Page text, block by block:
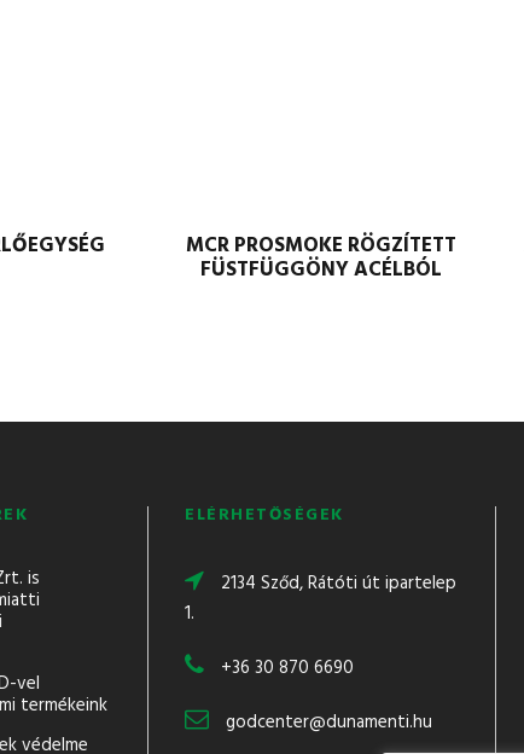
MCR PROSMOKE RÖGZÍTETT
FÜSTFÜGGÖNY ACÉLBÓL
is
vel
termékeink
védelme
ELÉRHETŐSÉGEK
2134 Sződ, Rátóti út ipartelep
1.
+36 30 870 6690
godcenter@dunamenti.hu